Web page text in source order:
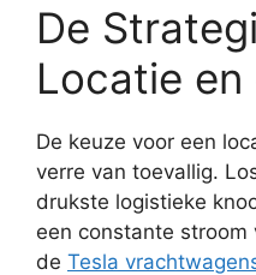
De
Locatie
De keuze voor een
verre van toevallig.
drukste logistieke
een constante stroom
de Tesla